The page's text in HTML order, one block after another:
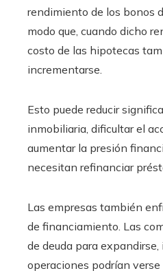
rendimiento de los bonos
modo que, cuando dicho
costo de las hipotecas
incrementarse.
Esto puede reducir
inmobiliaria, dificultar el
aumentar la presión
necesitan refinanciar
Las empresas también
de financiamiento. Las
de deuda para
operaciones podrían